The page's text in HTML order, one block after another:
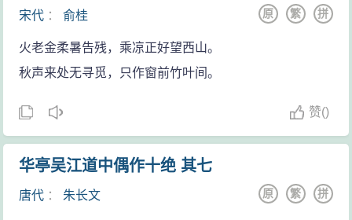
宋代 ：俞桂 拼
繁
原
火老金柔暑告残，乘凉正好望西山。
秋声来处无寻觅，只作窗前竹叶间。
赞()
华亭吴江道中偶作十绝 其七
唐代 ： 朱长文 拼
繁
原